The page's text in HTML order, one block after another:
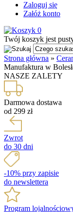
Zaloguj się
Załóż konto
0
Twój koszyk jest
Strona główna »
Manufaktura w
NASZE ZALETY
Darmowa dostawa
od 299 zł
Zwrot
do 30 dni
-10% przy zapisie
do newslettera
Program